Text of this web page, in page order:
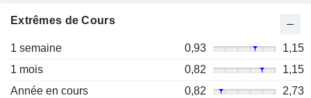
Extrêmes de Cours
1 semaine 0,93
1,15
1 mois
0,82
1,15
Année en cours
0,82
2,73